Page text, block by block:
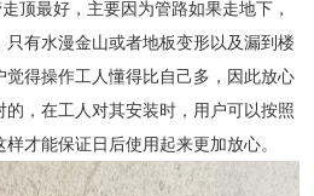
走顶最好，主要因为管路如果走地下，
有水漫金山或者地板变形以及漏到楼
得操作工人懂得比自己多，因此放心
，在工人对其安装时，用户可以按照
才能保证日后使用起来更加放心。